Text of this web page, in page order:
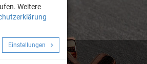
Weitere
Einstellungen